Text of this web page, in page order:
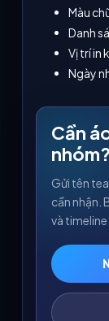
Màu
Danh
Vị trí in
Ngày
Cần
nhóm?
Gửi tên
cần nhận.
và timeline.